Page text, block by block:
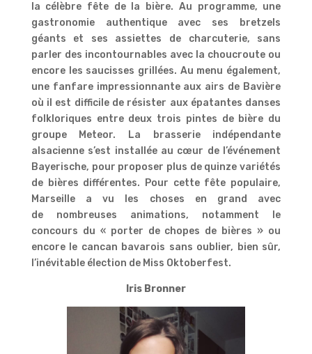
la célèbre fête de la bière. Au programme, une
gastronomie authentique avec ses bretzels
géants et ses assiettes de charcuterie, sans
parler des incontournables avec la choucroute ou
encore les saucisses grillées. Au menu également,
une fanfare impressionnante aux airs de Bavière
où il est difficile de résister aux épatantes danses
folkloriques entre deux trois pintes de bière du
groupe Meteor. La brasserie indépendante
alsacienne s’est installée au cœur de l’événement
Bayerische, pour proposer plus de quinze variétés
de bières différentes. Pour cette fête populaire,
Marseille a vu les choses en grand avec
de nombreuses animations, notamment le
concours du « porter de chopes de bières » ou
encore le cancan bavarois sans oublier, bien sûr,
l’inévitable élection de Miss Oktoberfest.
Iris Bronner